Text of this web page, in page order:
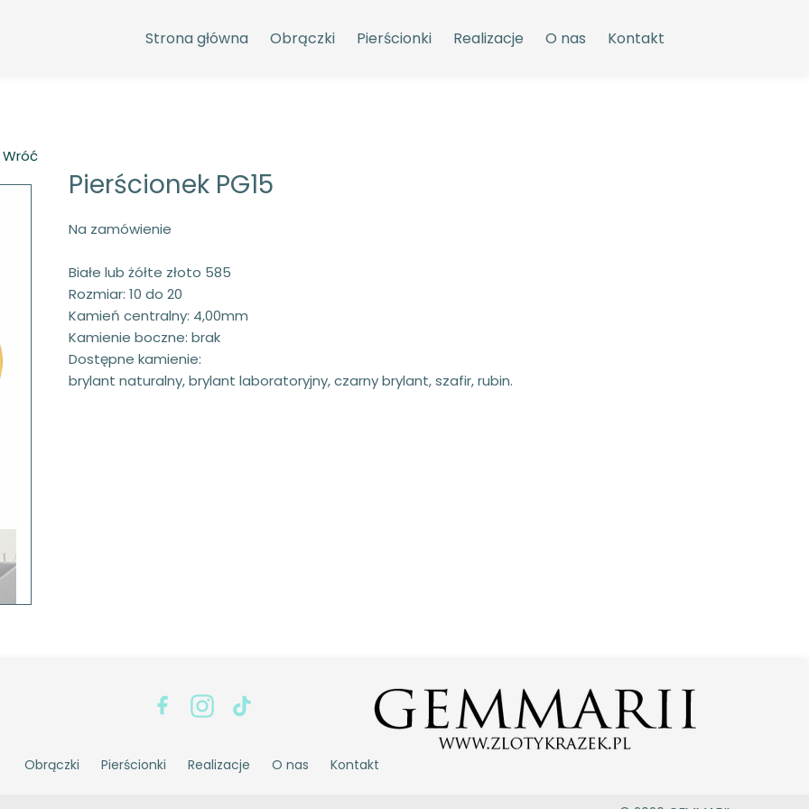
Strona główna Obrączki Pierścionki Realizacje O nas Kontakt
Wróć
Na zamówienie
Białe lub żółte złoto 585
Rozmiar: 10 do 20
Kamień centralny: 4,00mm
Kamienie boczne: brak
Dostępne kamienie:
brylant naturalny, brylant laboratoryjny, czarny brylant, szafir, rubin.
Pierścionek PG15
Obrączki Pierścionki Realizacje O nas Kontakt